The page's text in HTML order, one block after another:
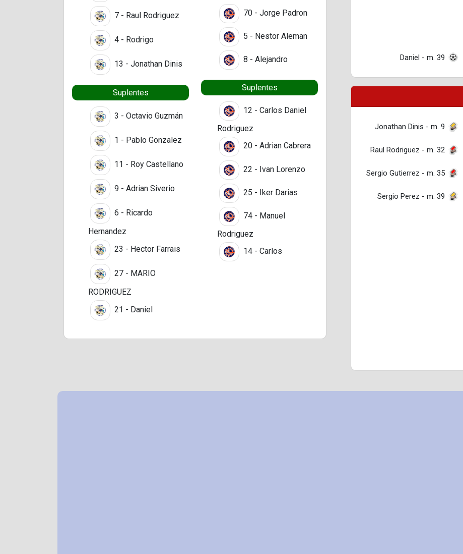
7 - Raul Rodriguez
4 - Rodrigo
13 - Jonathan Dinis
Suplentes
3 - Octavio Guzmán
1 - Pablo Gonzalez
11 - Roy Castellano
9 - Adrian Siverio
6 - Ricardo
Hernandez
23 - Hector Farrais
27 - MARIO
RODRIGUEZ
21 - Daniel
70 - Jorge Padron
5 - Nestor Aleman
8 - Alejandro
Suplentes
12 - Carlos Daniel
Rodriguez
20 - Adrian Cabrera
22 - Ivan Lorenzo
25 - Iker Darias
74 - Manuel
Rodriguez
14 - Carlos
Daniel - m. 39
Jonathan Dinis - m. 9
Raul Rodriguez - m. 32
Sergio Gutierrez - m. 35
Sergio Perez - m. 39